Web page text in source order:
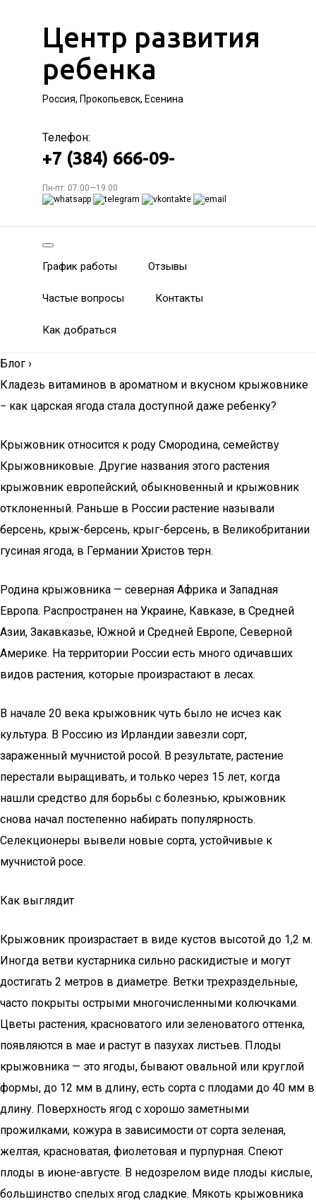
Центр развития
ребенка
Россия, Прокопьевск, Есенина
Телефон:
+7 (384) 666-09-
Пн-пт: 07:00—19:00
График работы Отзывы
Частые вопросы Контакты
Как добраться
Блог ›
Кладезь витаминов в ароматном и вкусном крыжовнике
− как царская ягода стала доступной даже ребенку?
Крыжовник относится к роду Смородина, семейству
Крыжовниковые. Другие названия этого растения
крыжовник европейский, обыкновенный и крыжовник
отклоненный. Раньше в России растение называли
берсень, крыж-берсень, крыг-берсень, в Великобритании
гусиная ягода, в Германии Христов терн.
Родина крыжовника — северная Африка и Западная
Европа. Распространен на Украине, Кавказе, в Средней
Азии, Закавказье, Южной и Средней Европе, Северной
Америке. На территории России есть много одичавших
видов растения, которые произрастают в лесах.
В начале 20 века крыжовник чуть было не исчез как
культура. В Россию из Ирландии завезли сорт,
зараженный мучнистой росой. В результате, растение
перестали выращивать, и только через 15 лет, когда
нашли средство для борьбы с болезнью, крыжовник
снова начал постепенно набирать популярность.
Селекционеры вывели новые сорта, устойчивые к
мучнистой росе.
Как выглядит
Крыжовник произрастает в виде кустов высотой до 1,2 м.
Иногда ветви кустарника сильно раскидистые и могут
достигать 2 метров в диаметре. Ветки трехраздельные,
часто покрыты острыми многочисленными колючками.
Цветы растения, красноватого или зеленоватого оттенка,
появляются в мае и растут в пазухах листьев. Плоды
крыжовника — это ягоды, бывают овальной или круглой
формы, до 12 мм в длину, есть сорта с плодами до 40 мм в
длину. Поверхность ягод с хорошо заметными
прожилками, кожура в зависимости от сорта зеленая,
желтая, красноватая, фиолетовая и пурпурная. Спеют
плоды в июне-августе. В недозрелом виде плоды кислые,
большинство спелых ягод сладкие. Мякоть крыжовника